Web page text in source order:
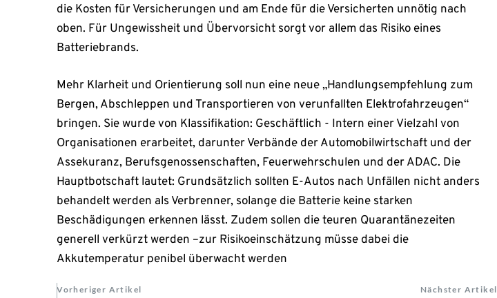
die Kosten für Versicherungen und am Ende für die Versicherten unnötig nach
oben. Für Ungewissheit und Übervorsicht sorgt vor allem das Risiko eines
Batteriebrands.
Mehr Klarheit und Orientierung soll nun eine neue „Handlungsempfehlung zum
Bergen, Abschleppen und Transportieren von verunfallten Elektrofahrzeugen“
bringen. Sie wurde von Klassifikation: Geschäftlich - Intern einer Vielzahl von
Organisationen erarbeitet, darunter Verbände der Automobilwirtschaft und der
Assekuranz, Berufsgenossenschaften, Feuerwehrschulen und der ADAC. Die
Hauptbotschaft lautet: Grundsätzlich sollten E-Autos nach Unfällen nicht anders
behandelt werden als Verbrenner, solange die Batterie keine starken
Beschädigungen erkennen lässt. Zudem sollen die teuren Quarantänezeiten
generell verkürzt werden –zur Risikoeinschätzung müsse dabei die
Akkutemperatur penibel überwacht werden
Vorheriger Artikel Nächster Artikel